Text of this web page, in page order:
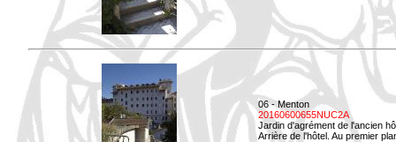
06 - Menton
20160600655NUC2A
Jardin d'agrément de l'ancien
Arrière de l'hôtel. Au premier